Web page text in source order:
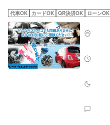
す。ぜひ、お問い合わせください！
代車OK カードOK QR決済OK ローンOK